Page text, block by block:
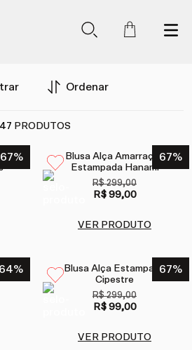
Ordenar
47 PRODUTOS
67% 67%
Blusa Alça Amarração
Estampada Hanami
R$ 299,00
R$ 99,00
VER PRODUTO
64% 67%
Blusa Alça Estampada
Cipestre
R$ 299,00
R$ 99,00
VER PRODUTO